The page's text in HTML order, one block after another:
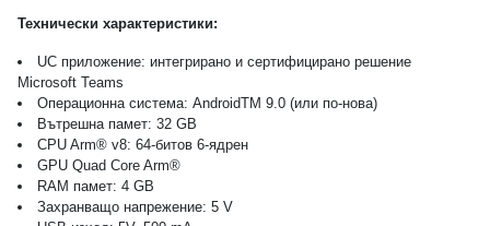
Технически характеристики:
UC приложение: интегрирано и сертифицирано решение
Microsoft Teams
Операционна система: AndroidTM 9.0 (или по-нова)
Вътрешна памет: 32 GB
CPU Arm® v8: 64-битов 6-ядрен
GPU Quad Core Arm®
RAM памет: 4 GB
Захранващо напрежение: 5 V